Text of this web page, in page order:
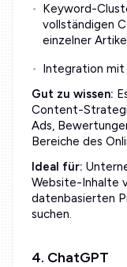
Keyword-
vollständigen
einzelner
Integration mit
Gut zu wissen:
Content-
Ads,
Bereiche des
Ideal für:
Website-Inhalte
datenbasierten
suchen.
4. ChatGPT